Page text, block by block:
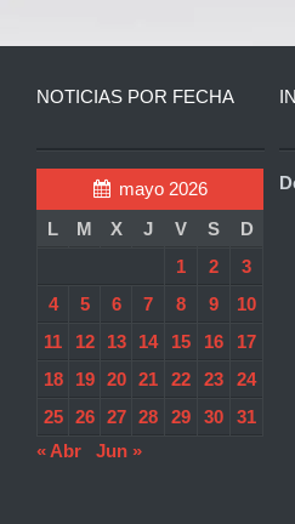
NOTICIAS POR FECHA
mayo 2026
L
M X J V S
D
1
2
3
4
5 6 7 8 9
10
11
12 13 14 15 16
17
18
19 20 21 22 23
24
25
26 27 28 29 30
31
« Abr
Jun »